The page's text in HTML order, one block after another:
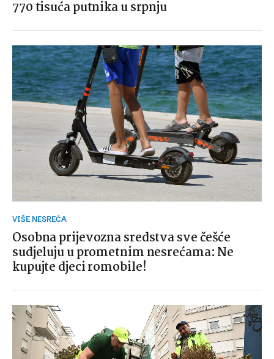
770 tisuća putnika u srpnju
VIŠE NESREĆA
Osobna prijevozna sredstva sve češće
sudjeluju u prometnim nesrećama: Ne
kupujte djeci romobile!